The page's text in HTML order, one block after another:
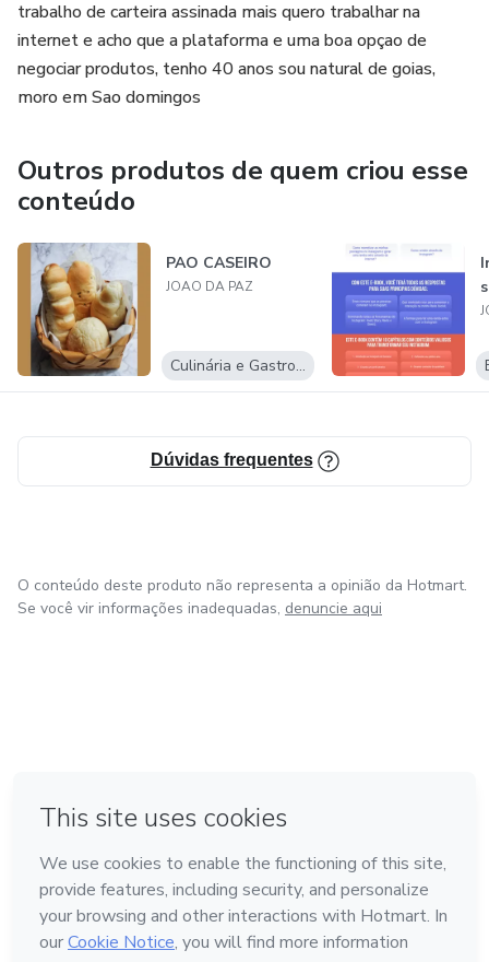
trabalho de carteira assinada mais quero trabalhar na
internet e acho que a plataforma e uma boa opçao de
negociar produtos, tenho 40 anos sou natural de goias,
moro em Sao domingos
Outros produtos de quem criou esse
conteúdo
PAO CASEIRO
JOAO DA PAZ
Culinária e Gastronomia
Dúvidas frequentes
O conteúdo deste produto não representa a opinião da Hotmart.
Se você vir informações inadequadas, denuncie aqui
Feito com ❤ na Cidade do México
Conheça a Hotmart